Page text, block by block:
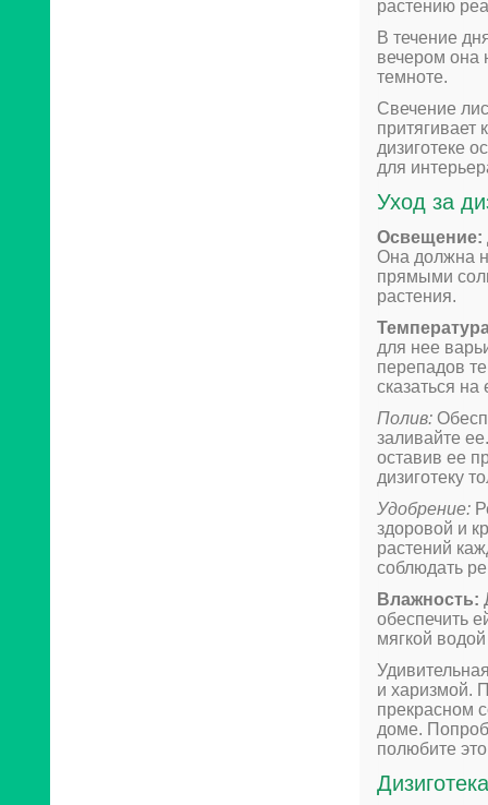
растению
В течение
вечером она
темноте.
Свечение
дизиготеке
для
Уход за
Освещение:
Она должна
прямыми
растения.
для нее
перепадов
сказаться на
Полив:
заливайте
оставив ее
дизиготеку
Удобрение:
здоровой и
растений
соблюдать
Влажность:
обеспечить
мягкой
и харизмой.
прекрасном
доме.
полюбите